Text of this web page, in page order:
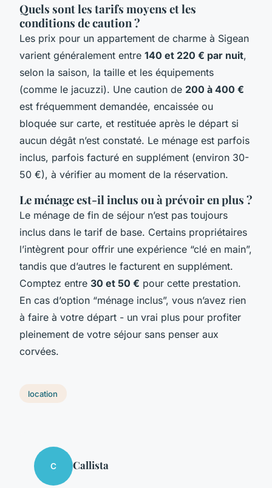
Quels sont les tarifs moyens et les
conditions de caution ?
Les prix pour un appartement de charme à Sigean
varient généralement entre 140 et 220 € par nuit,
selon la saison, la taille et les équipements
(comme le jacuzzi). Une caution de 200 à 400 €
est fréquemment demandée, encaissée ou
bloquée sur carte, et restituée après le départ si
aucun dégât n’est constaté. Le ménage est parfois
inclus, parfois facturé en supplément (environ 30-
50 €), à vérifier au moment de la réservation.
Le ménage est-il inclus ou à prévoir en plus ?
Le ménage de fin de séjour n’est pas toujours
inclus dans le tarif de base. Certains propriétaires
l’intègrent pour offrir une expérience “clé en main”,
tandis que d’autres le facturent en supplément.
Comptez entre 30 et 50 € pour cette prestation.
En cas d’option “ménage inclus”, vous n’avez rien
à faire à votre départ - un vrai plus pour profiter
pleinement de votre séjour sans penser aux
corvées.
location
C Callista